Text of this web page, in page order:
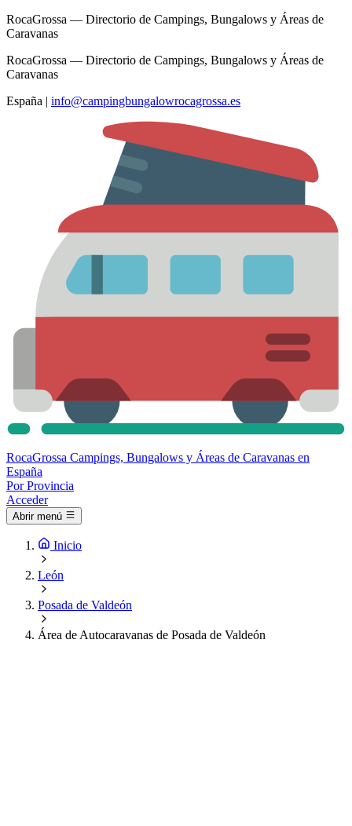
RocaGrossa — Directorio de Campings, Bungalows y Áreas de
Caravanas
RocaGrossa — Directorio de Campings, Bungalows y Áreas de
Caravanas
España | info@campingbungalowrocagrossa.es
RocaGrossa Campings, Bungalows y Áreas de Caravanas en
España
Por Provincia
Acceder
Abrir menú
Inicio
León
Posada de Valdeón
Área de Autocaravanas de Posada de Valdeón